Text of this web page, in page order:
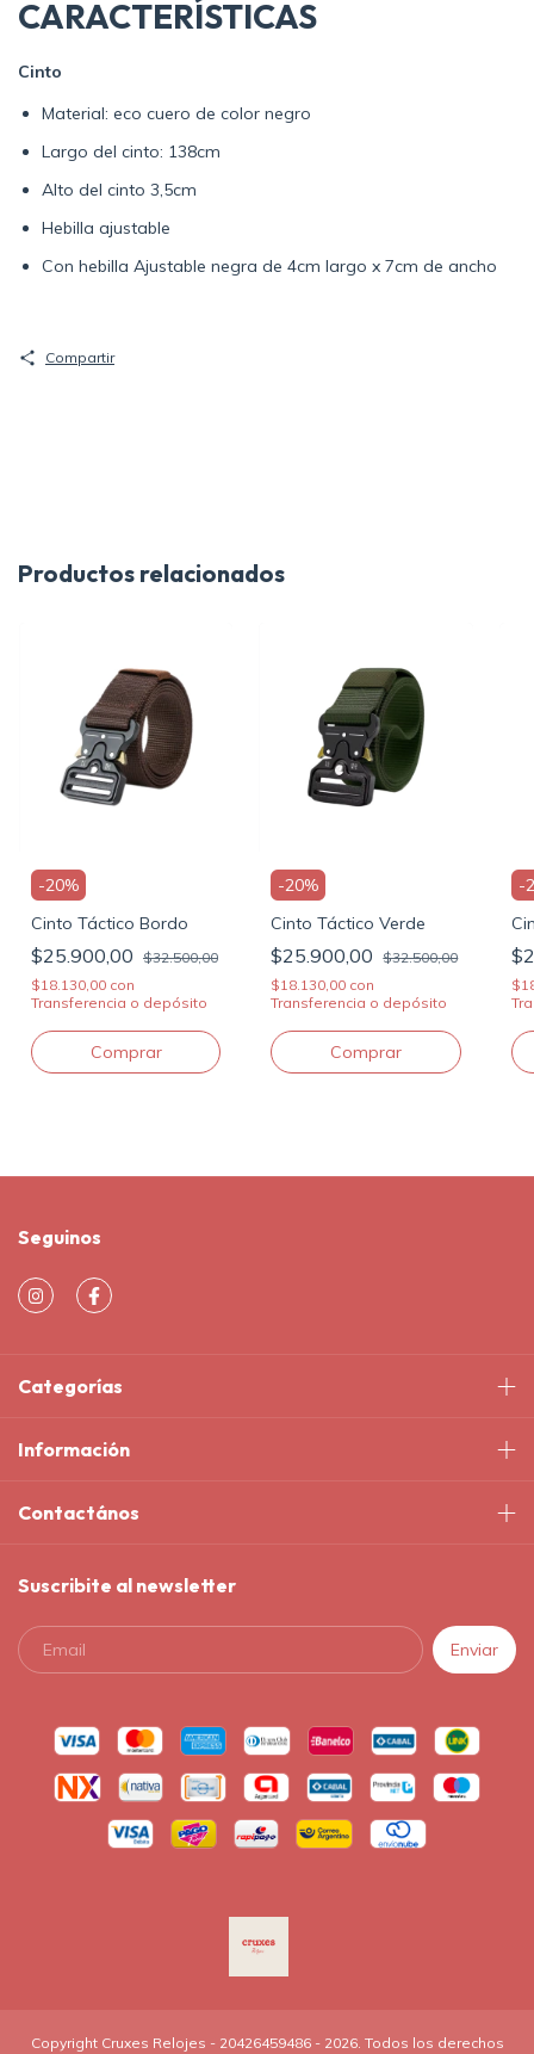
CARACTERÍSTICAS
Cinto
Material: eco cuero de color negro
Largo del cinto: 138cm
Alto del cinto 3,5cm
Hebilla ajustable
Con hebilla Ajustable negra de 4cm largo x 7cm de ancho
Compartir
Productos relacionados
-20%
Cinto Táctico Bordo
$25.900,00 $32.500,00
$18.130,00 con
Transferencia o depósito
-20%
Cinto Táctico Verde
$25.900,00
$32.500,00
$18.130,00 con
Transferencia o depósito
-
Seguinos
Categorías
Información
Contactános
Suscribite al newsletter
Copyright Cruxes Relojes - 20426459486 - 2026. Todos los derechos